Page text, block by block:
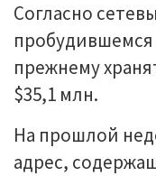
Согласно
пробудившемся
прежнему
$35,1 млн.
На прошлой
адрес,